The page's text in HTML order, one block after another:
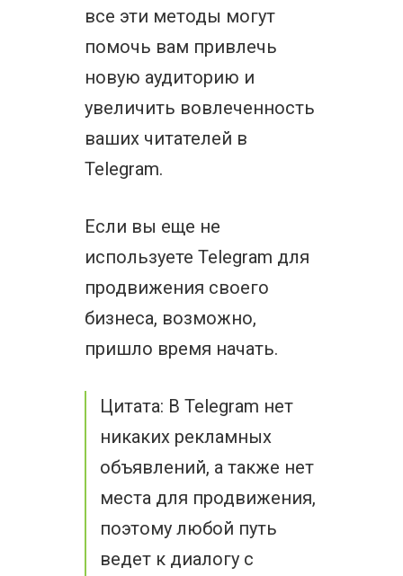
все эти методы могут
помочь вам привлечь
новую аудиторию и
увеличить вовлеченность
ваших читателей в
Telegram.
Если вы еще не
используете Telegram для
продвижения своего
бизнеса, возможно,
пришло время начать.
Цитата: В Telegram нет
никаких рекламных
объявлений, а также нет
места для продвижения,
поэтому любой путь
ведет к диалогу с